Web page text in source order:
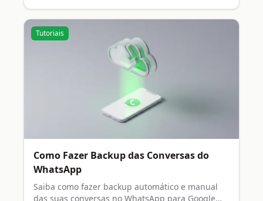
Tutoriais
Como Fazer Backup das Conversas do
WhatsApp
Saiba como fazer backup automático e manual
das suas conversas no WhatsApp para Google